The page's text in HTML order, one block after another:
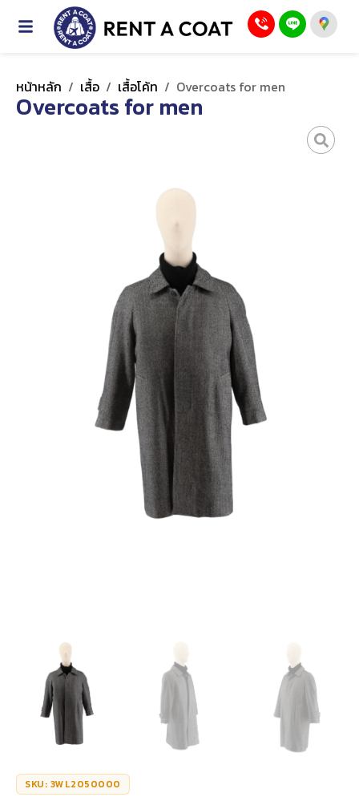
หน้าหลัก / เสื้อ / เสื้อโค้ท / Overcoats for men
Overcoats for men
SKU: 3WL2050000